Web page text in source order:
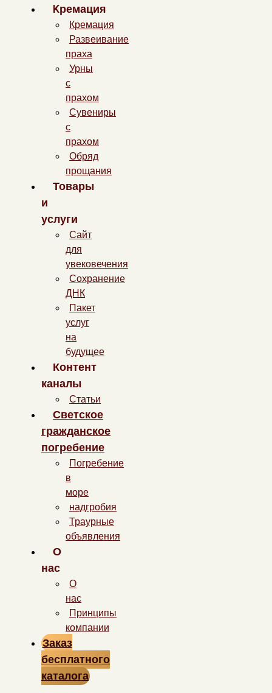
Kремация
Кремация
Развеивание
праха
Урны
с
прахом
Сувениры
с
прахом
Обряд
прощания
Товары
и
услуги
Сайт
для
увековечения
Сохранение
ДНК
Пакет
услуг
на
будущее
Контент
каналы
Статьи
Светское
гражданское
погребение
Погребение
в
море
надгробия
Траурные
объявления
О
нас
О
нас
Принципы
компании
Заказ
бесплатного
каталога